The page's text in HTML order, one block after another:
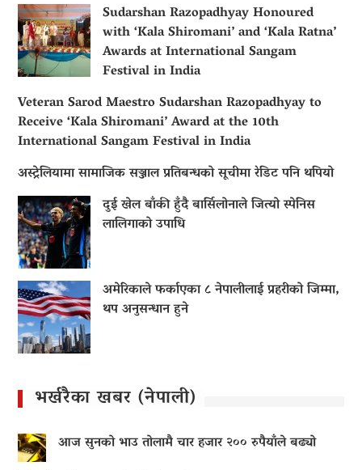
Sudarshan Razopadhyay Honoured
with ‘Kala Shiromani’ and ‘Kala Ratna’
Awards at International Sangam
Festival in India
Veteran Sarod Maestro Sudarshan Razopadhyay to
Receive ‘Kala Shiromani’ Award at the 10th
International Sangam Festival in India
अस्ट्रेलियामा सामाजिक सञ्जाल प्रतिबन्धको सूचीमा रेडिट पनि थपियो
दुई खेल बाँकी हुँदै बार्सिलोनाले जित्यो स्पेनिस
लालिगाको उपाधि
अमेरिकाले फर्काएका ८ नेपालीलाई प्रहरीको जिम्मा,
थप अनुसन्धान हुने
भर्खरैका खबर (नेपाली)
आज सुनको भाउ तोलामै चार हजार २०० रुपैयाँले बढ्यो